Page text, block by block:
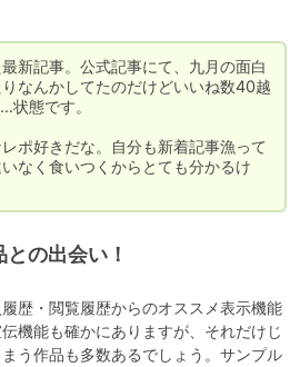
新記事。公式記事にて、九月の面白
なんかしてたのだけどいいね数40越
状態です。
ポ好きだな。自分も新着記事漁って
なく食いつくからとても分かるけ
の出会い！
歴・閲覧履歴からのオススメ表示機能
機能も確かにありますが、それだけじ
う作品も多数あるでしょう。サンプル